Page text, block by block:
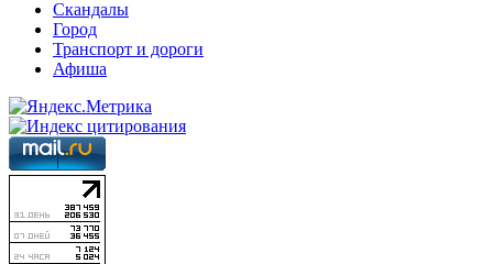
Скандалы
Город
Транспорт и дороги
Афиша